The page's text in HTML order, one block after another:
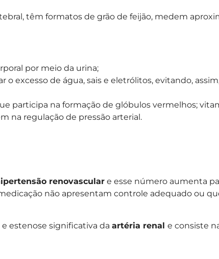
têm formatos de grão de feijão, medem
por meio da urina;
excesso de água, sais e eletrólitos, evitando,
participa na formação de glóbulos vermelhos;
na regulação de pressão arterial.
renovascular e esse número aumenta
não apresentam controle adequado ou
estenose significativa da artéria renal e consiste